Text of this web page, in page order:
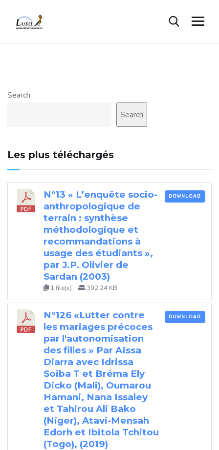
Search
Search
Les plus téléchargés
N°13 « L’enquête socio-
anthropologique de
terrain : synthèse
méthodologique et
recommandations à
usage des étudiants »,
par J.P. Olivier de
Sardan (2003)
1 file(s) 392.24 KB
DOWNLOAD
N°126 «Lutter contre
les mariages précoces
par l'autonomisation
des filles » Par Aïssa
Diarra avec Idrissa
Soiba T et Bréma Ely
Dicko (Mali), Oumarou
Hamani, Nana Issaley
et Tahirou Ali Bako
(Niger), Atavi-Mensah
Edorh et Ibitola Tchitou
(Togo), (2019)
DOWNLOAD